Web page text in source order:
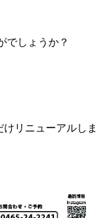
でしょうか？
リニューアルしま